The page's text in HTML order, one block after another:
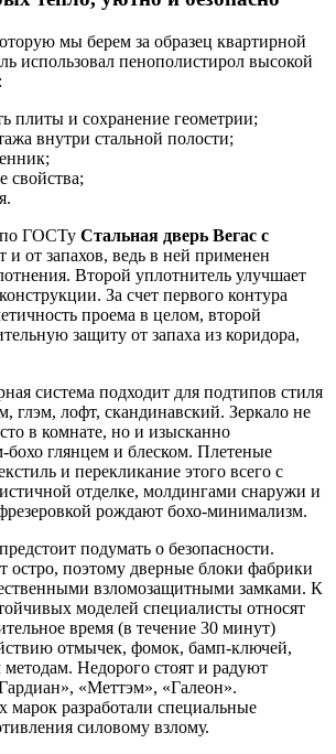
мы берем за образец квартирной
использовал пенополистирол высокой
плиты и сохранение геометрии;
внутри стальной полости;
свойства;
по ГОСТу Стальная дверь Вегас с
и от запахов, ведь в ней применен
Второй уплотнитель улучшает
За счет первого контура
проема в целом, второй
защиту от запаха из коридора,
система подходит для подтипов стиля
глэм, лофт, скандинавский. Зеркало не
в комнате, но и изысканно
бохо глянцем и блеском. Плетеные
и перекликание этого всего с
отделке, молдингами снаружи и
рождают бохо-минимализм.
подумать о безопасности.
остро, поэтому дверные блоки фабрики
взломозащитными замками. К
моделей специалисты относят
время (в течение 30 минут)
отмычек, фомок, бамп-ключей,
Недорого стоят и радуют
«Меттэм», «Галеон».
марок разработали специальные
силовому взлому.